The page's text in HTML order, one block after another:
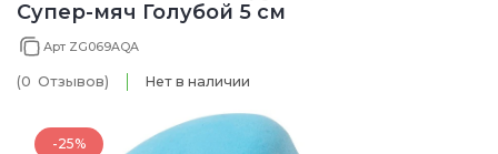
(095) 133 11 88
Супер-мяч Голубой 5 см
Арт ZG069AQA
(0 Отзывов) Нет в наличии
-25%